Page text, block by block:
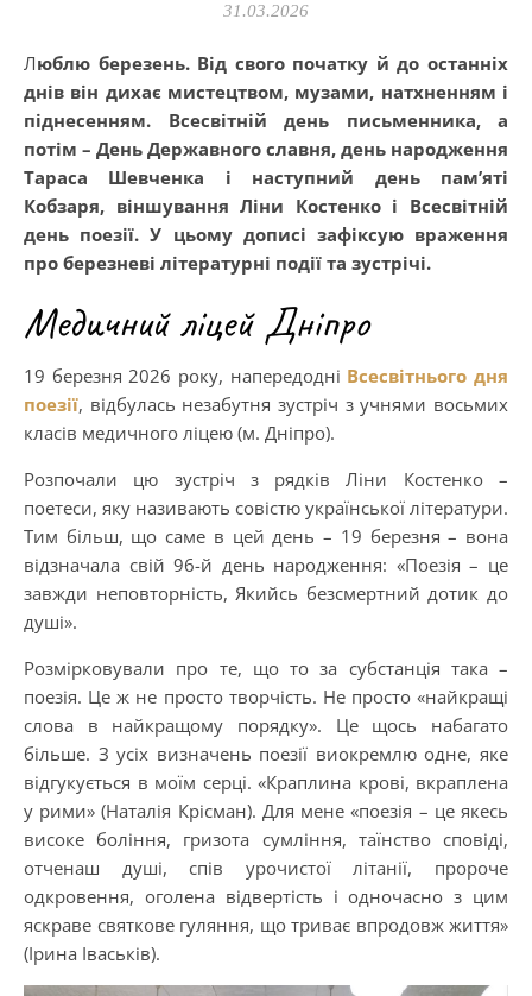
31.03.2026
Люблю березень. Від свого початку й до останніх
днів він дихає мистецтвом, музами, натхненням і
піднесенням. Всесвітній день письменника, а
потім – День Державного славня, день народження
Тараса Шевченка і наступний день пам’яті
Кобзаря, віншування Ліни Костенко і Всесвітній
день поезії. У цьому дописі зафіксую враження
про березневі літературні події та зустрічі.
Медичний ліцей Дніпро
19 березня 2026 року, напередодні Всесвітнього дня
поезії, відбулась незабутня зустріч з учнями восьмих
класів медичного ліцею (м. Дніпро).
Розпочали цю зустріч з рядків Ліни Костенко –
поетеси, яку називають совістю української літератури.
Тим більш, що саме в цей день – 19 березня – вона
відзначала свій 96-й день народження: «Поезія – це
завжди неповторність, Якийсь безсмертний дотик до
душі».
Розмірковували про те, що то за субстанція така –
поезія. Це ж не просто творчість. Не просто «найкращі
слова в найкращому порядку». Це щось набагато
більше. З усіх визначень поезії виокремлю одне, яке
відгукується в моїм серці. «Краплина крові, вкраплена
у рими» (Наталія Крісман). Для мене «поезія – це якесь
високе боління, гризота сумління, таїнство сповіді,
отченаш душі, спів урочистої літанії, пророче
одкровення, оголена відвертість і одночасно з цим
яскраве святкове гуляння, що триває впродовж життя»
(Ірина Іваськів).